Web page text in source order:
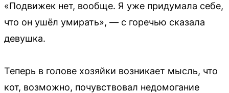
«Подвижек нет, вообще. Я уже придумала себе,
что он ушёл умирать», — с горечью сказала
девушка.
Теперь в голове хозяйки возникает мысль, что
кот, возможно, почувствовал недомогание